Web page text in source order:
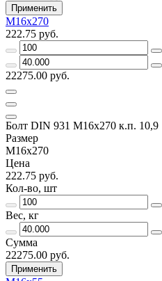
Применить
М16х270
222.75 руб.
22275.00 руб.
Болт DIN 931 М16х270 к.п. 10,9
Размер
М16х270
Цена
222.75 руб.
Кол-во, шт
Вес, кг
Сумма
22275.00 руб.
Применить